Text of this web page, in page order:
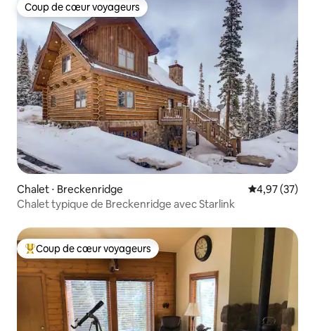
Coup de cœur voyageurs
Coup de cœur voyageurs
Chalet ⋅ Breckenridge Évaluation
4,97 (37)
Chalet typique de Breckenridge avec Starlink
Coups de cœur voyageurs les plus appréciés
Coup de cœur voyageurs